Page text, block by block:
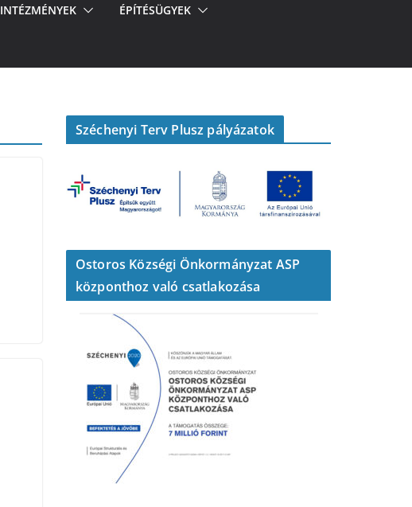
INTÉZMÉNYEK ÉPÍTÉSÜGYEK
Széchenyi Terv Plusz pályázatok
Ostoros Községi Önkormányzat ASP
központhoz való csatlakozása